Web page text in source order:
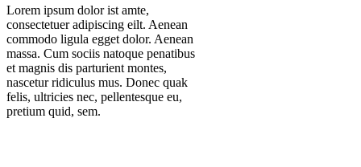
Lorem ipsum dolor ist amte,
consectetuer adipiscing eilt. Aenean
commodo ligula egget dolor. Aenean
massa. Cum sociis natoque penatibus
et magnis dis parturient montes,
nascetur ridiculus mus. Donec quak
felis, ultricies nec, pellentesque eu,
pretium quid, sem.